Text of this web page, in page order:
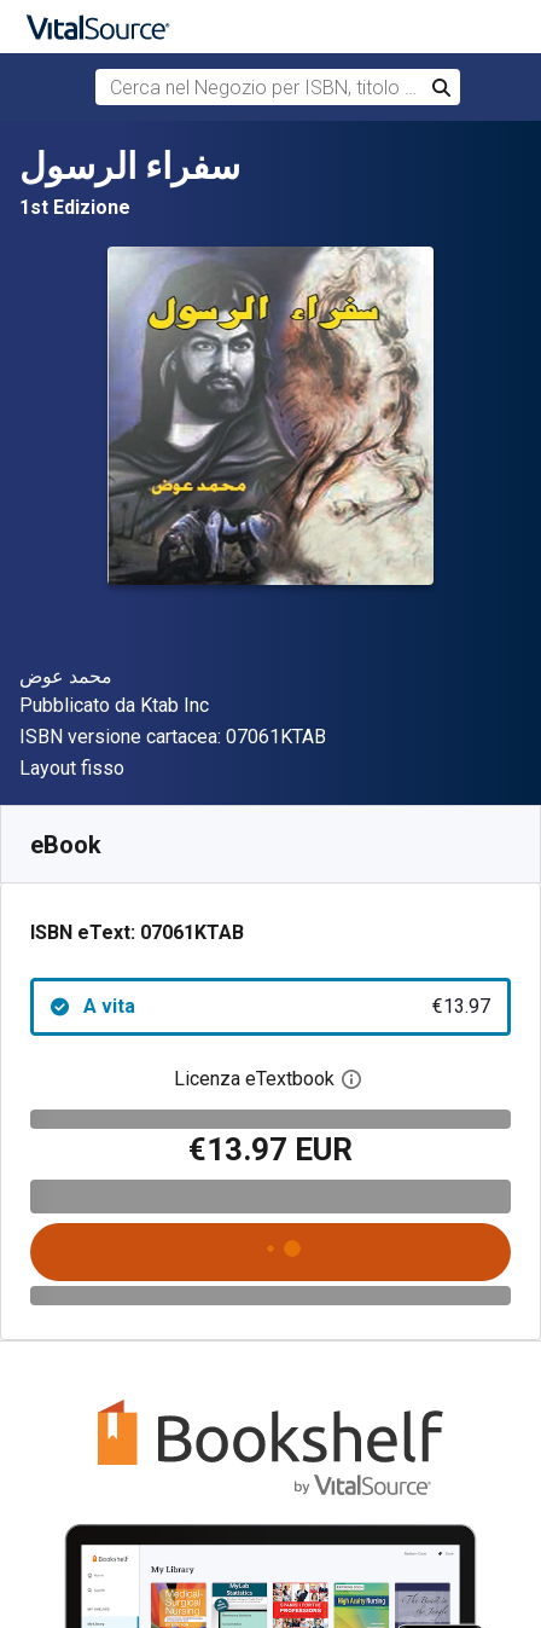
Passa al contenuto principale
Cerca nel Negozio per ISBN, titolo o autore
Cerca
سفراء الرسول
1st Edizione
Autore(i)
محمد عوض
Editore
Pubblicato da Ktab Inc
ISBN versione cartacea: 07061KTAB
Formato
Layout fisso
eBook
ISBN eText: 07061KTAB
A vita €13.97
Licenza eTextbook Apri la finestra di
€13.97 EUR